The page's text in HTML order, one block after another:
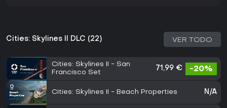
Cities: Skylines II DLC (22) VER TODO
Cities: Skylines II - San
Francisco Set
71,99 € -20%
Cities: Skylines II - Beach Properties N/A